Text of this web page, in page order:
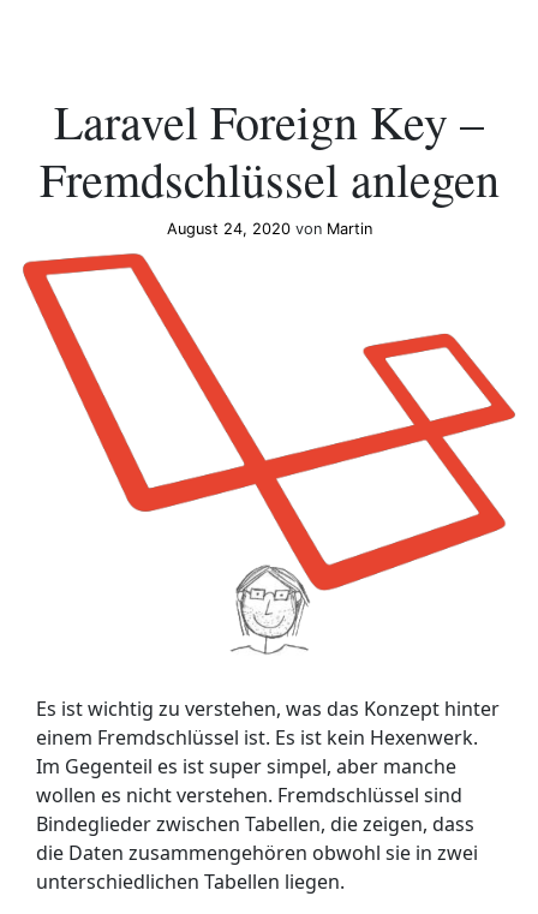
Laravel Foreign Key –
Fremdschlüssel anlegen
August 24, 2020von Martin
Es ist wichtig zu verstehen, was das Konzept hinter
einem Fremdschlüssel ist. Es ist kein Hexenwerk.
Im Gegenteil es ist super simpel, aber manche
wollen es nicht verstehen. Fremdschlüssel sind
Bindeglieder zwischen Tabellen, die zeigen, dass
die Daten zusammengehören obwohl sie in zwei
unterschiedlichen Tabellen liegen.